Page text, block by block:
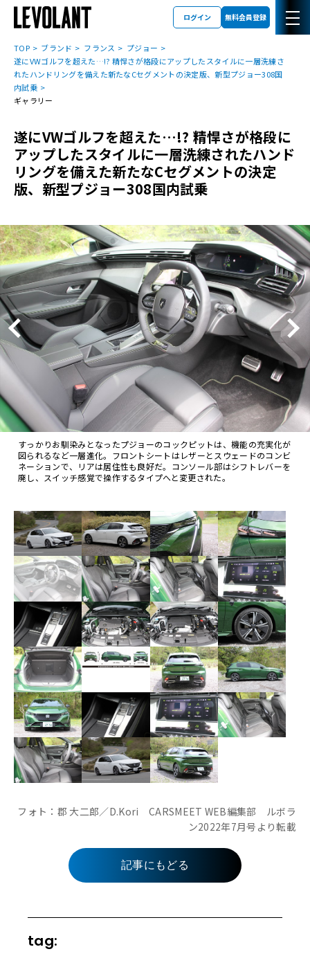
ログイン 無料会員登録
TOP ブランド フランス
プジョー
遂にVWゴルフを超えた…!? 精悍さが格段にアップしたスタイルに一層洗練さ
れたハンドリングを備えた新たなCセグメントの決定版、新型プジョー308国
内試乗
ギャラリー
遂にVWゴルフを超えた…!? 精悍さが格段に
アップしたスタイルに一層洗練されたハンド
リングを備えた新たなCセグメントの決定
版、新型プジョー308国内試乗
すっかりお馴染みとなったプジョーのコックピットは、機能の充実化が
図られるなど一層進化。フロントシートはレザーとスウェードのコンビ
ネーションで、リアは居住性も良好だ。コンソール部はシフトレバーを
廃し、スイッチ感覚で操作するタイプへと変更された。
フォト：郡 大二郎／D.Kori CARSMEET WEB編集部 ルボラ
ン2022年7月号より転載
記事にもどる
tag: